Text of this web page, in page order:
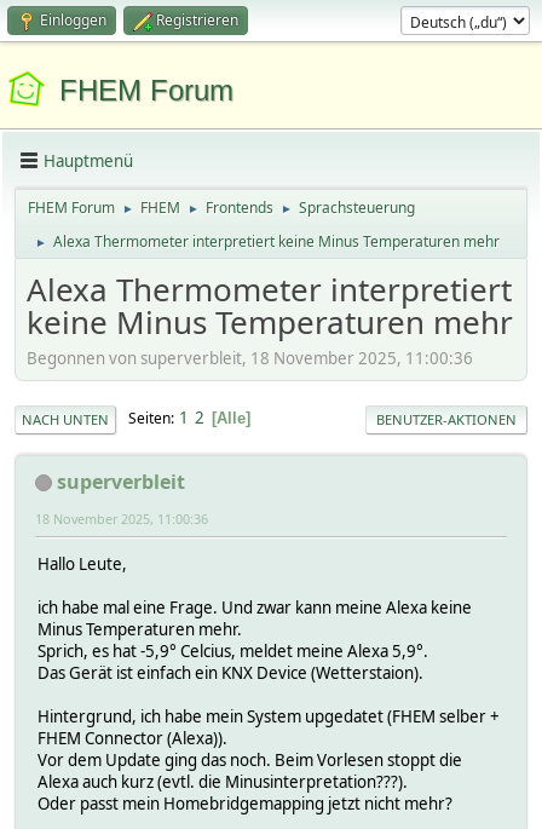
Einloggen Registrieren
FHEM Forum
Hauptmenü
FHEM Forum ► FHEM ► Frontends ► Sprachsteuerung
► Alexa Thermometer interpretiert keine Minus Temperaturen mehr
Alexa Thermometer interpretiert
keine Minus Temperaturen mehr
Begonnen von superverbleit, 18 November 2025, 11:00:36
NACH UNTEN Seiten 1 2 Alle BENUTZER-AKTIONEN
superverbleit
18 November 2025, 11:00:36
Hallo Leute,
ich habe mal eine Frage. Und zwar kann meine Alexa keine
Minus Temperaturen mehr.
Sprich, es hat -5,9° Celcius, meldet meine Alexa 5,9°.
Das Gerät ist einfach ein KNX Device (Wetterstaion).
Hintergrund, ich habe mein System upgedatet (FHEM selber +
FHEM Connector (Alexa)).
Vor dem Update ging das noch. Beim Vorlesen stoppt die
Alexa auch kurz (evtl. die Minusinterpretation???).
Oder passt mein Homebridgemapping jetzt nicht mehr?